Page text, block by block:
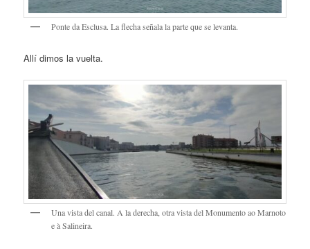
Ponte da Esclusa. La flecha señala la parte que se levanta.
Allí dimos la vuelta.
Una vista del canal. A la derecha, otra vista del Monumento ao Marnoto
e à Salineira.